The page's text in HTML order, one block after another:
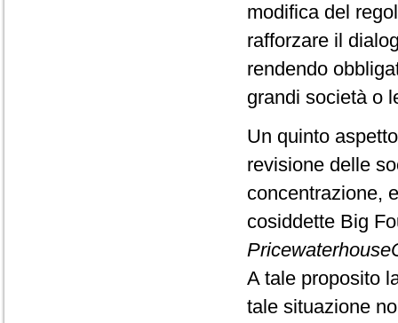
modifica del
rafforzare il
rendendo
grandi società o
Un quinto
revisione delle
concentrazione,
cosiddette Big
A tale proposito
tale situazione